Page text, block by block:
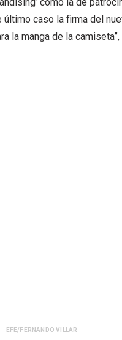
caso la firma del
la manga de la camiseta”,
EFE/FERNANDO VILLAR